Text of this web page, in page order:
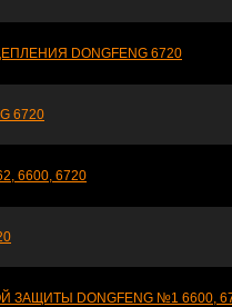
DONGFENG 6720
6720
6600, 6720
DONGFENG №1 6600,